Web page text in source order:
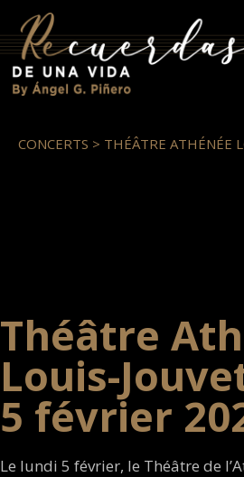
CONCERTS > THÉÂTRE ATHÉNÉE
Théâtre
Louis-
5 février
Le lundi 5 février, le Théâtre de